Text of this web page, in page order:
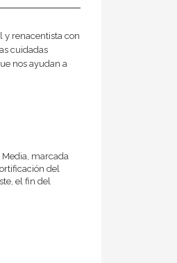
y renacentista con
cuidadas
nos ayudan a
Media, marcada
del
el fin del